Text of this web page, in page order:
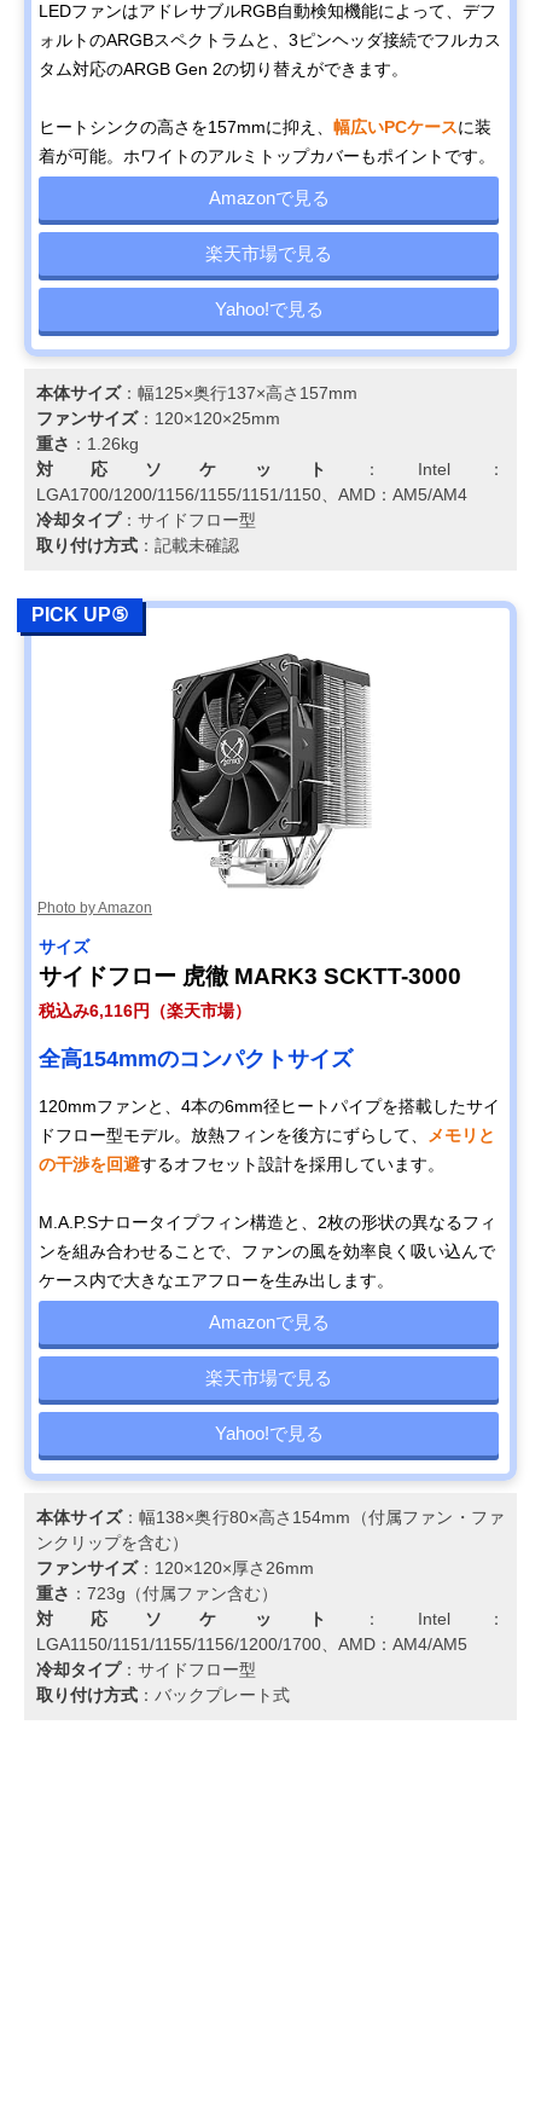
LEDファンはアドレサブルRGB自動検知機能によって、デフ
ォルトのARGBスペクトラムと、3ピンヘッダ接続でフルカス
タム対応のARGB Gen 2の切り替えができます。
ヒートシンクの高さを157mmに抑え、 幅広いPCケースに装
着が可能。ホワイトのアルミトップカバーもポイントです。
Amazonで見る
楽天市場で見る
Yahoo!で見る
本体サイズ：幅125×奥行137×高さ157mm
ファンサイズ：120×120×25mm
重さ ：1.26kg
対応ソケット
：Intel：
LGA1700/1200/1156/1155/1151/1150、AMD：AM5/AM4
冷却タイプ：サイドフロー型
取り付け方式 ：記載未確認
PICK UP⑤
Photo by Amazon
サイズ
サイドフロー 虎徹 MARK3 SCKTT-3000
税込み6,116円（楽天市場）
全⾼154mmのコンパクトサイズ
120mmファンと、4本の6mm径ヒートパイプを搭載したサイ
ドフロー型モデル。放熱フィンを後方にずらして、
メモリと
の干渉を回避するオフセット設計を採用しています。
M.A.P.Sナロータイプフィン構造と、2枚の形状の異なるフィ
ンを組み合わせることで、ファンの風を効率良く吸い込んで
ケース内で大きなエアフローを生み出します。
Amazonで見る
楽天市場で見る
Yahoo!で見る
本体サイズ：幅138×奥行80×高さ154mm（付属ファン・ファ
ンクリップを含む）
ファンサイズ：120×120×厚さ26mm
重さ ：723g（付属ファン含む）
対応ソケット
：Intel：
LGA1150/1151/1155/1156/1200/1700、AMD：AM4/AM5
冷却タイプ：サイドフロー型
取り付け方式 ：バックプレート式